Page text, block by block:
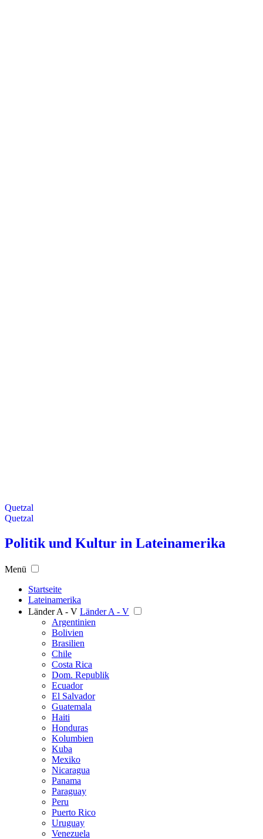
Quetzal
Quetzal
Politik und Kultur in Lateinamerika
Menü
Startseite
Lateinamerika
Länder A - V Länder A - V
Argentinien
Bolivien
Brasilien
Chile
Costa Rica
Dom. Republik
Ecuador
El Salvador
Guatemala
Haiti
Honduras
Kolumbien
Kuba
Mexiko
Nicaragua
Panama
Paraguay
Peru
Puerto Rico
Uruguay
Venezuela